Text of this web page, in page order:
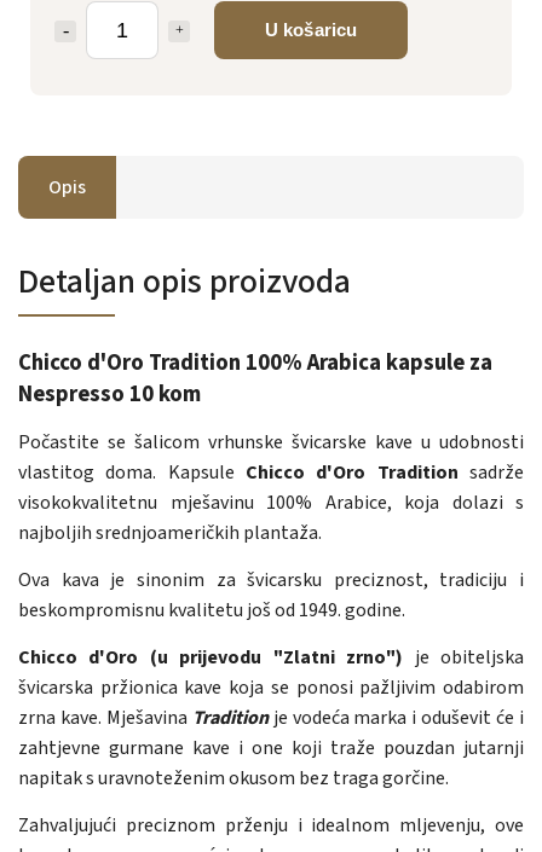
U košaricu
Opis
Detaljan opis proizvoda
Chicco d'Oro Tradition 100% Arabica kapsule za
Nespresso 10 kom
Počastite se šalicom vrhunske švicarske kave u udobnosti
vlastitog doma. Kapsule Chicco d'Oro Tradition sadrže
visokokvalitetnu mješavinu 100% Arabice, koja dolazi s
najboljih srednjoameričkih plantaža.
Ova kava je sinonim za švicarsku preciznost, tradiciju i
beskompromisnu kvalitetu još od 1949. godine.
Chicco d'Oro (u prijevodu "Zlatni zrno") je obiteljska
švicarska pržionica kave koja se ponosi pažljivim odabirom
zrna kave. Mješavina Traditionje vodeća marka i oduševit će i
zahtjevne gurmane kave i one koji traže pouzdan jutarnji
napitak s uravnoteženim okusom bez traga gorčine.
Zahvaljujući preciznom prženju i idealnom mljevenju, ove